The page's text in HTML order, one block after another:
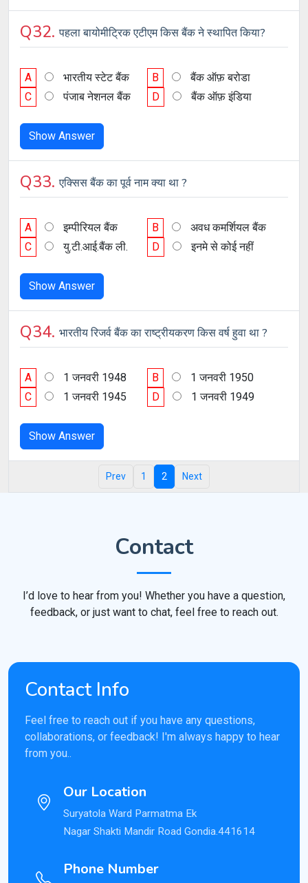
Q32.पहला बायोमीट्रिक एटीएम किस बैंक ने स्थापित किया?
A भारतीय स्टेट बैंक B
बैंक ऑफ़ बरोडा
C
पंजाब नेशनल बैंक D बैंक ऑफ़ इंडिया
Show Answer
Q33.एक्सिस बैंक का पूर्व नाम क्या था ?
A इम्पीरियल बैंक B
अवध कमर्शियल बैंक
C
यु.टी.आई.बैंक ली. D इनमे से कोई नहीं
Show Answer
Q34. भारतीय रिजर्व बैंक का राष्ट्रीयकरण किस वर्ष हुवा था ?
A 1 जनवरी 1948 B
1 जनवरी 1950
C
1 जनवरी 1945 D 1 जनवरी 1949
Show Answer
Prev 1 2 Next
Contact
I’d love to hear from you! Whether you have a question,
feedback, or just want to chat, feel free to reach out.
Contact Info
Feel free to reach out if you have any questions,
collaborations, or feedback! I'm always happy to hear
from you..
Our Location
Suryatola Ward Parmatma Ek
Nagar Shakti Mandir Road Gondia.441614
Phone Number